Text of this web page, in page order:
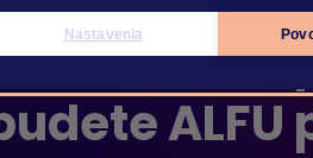
ALFU plus milovať
Nastavenia